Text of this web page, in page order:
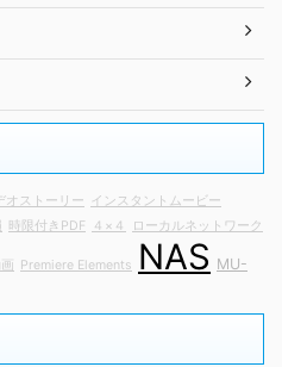
オストーリー インスタントムービー
時限付きPDF ４×４ ローカルネットワーク
Premiere Elements NAS MU-